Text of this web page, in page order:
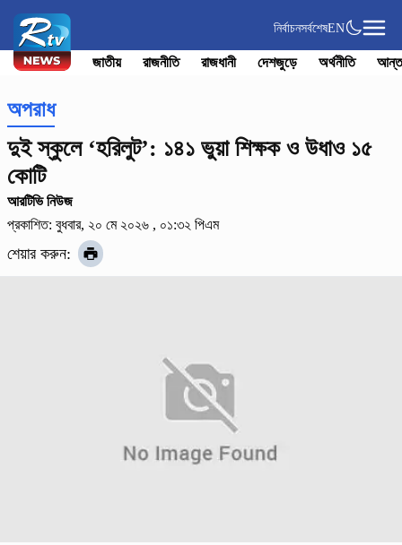
নির্বাচনসর্বশেষEN
জাতীয় রাজনীতি রাজধানী দেশজুড়ে অর্থনীতি
অপরাধ
দুই স্কুলে ‘হরিলুট’: ১৪১ ভুয়া শিক্ষক ও উধাও ১৫
কোটি
আরটিভি নিউজ
প্রকাশিত: বুধবার, ২০ মে ২০২৬ , ০১:৩২ পিএম
শেয়ার করুন: